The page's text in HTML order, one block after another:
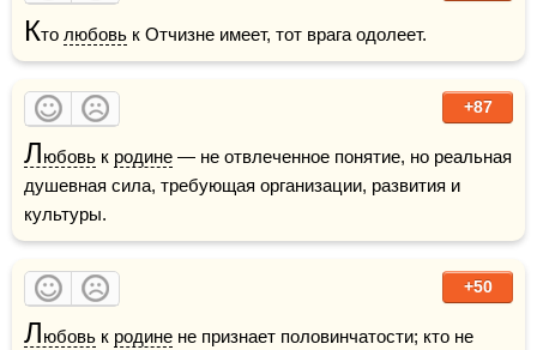
Кто любовь к Отчизне имеет, тот врага одолеет.
+87
Любовь к родине — не отвлеченное понятие, но реальная
душевная сила, требующая организации, развития и
культуры.
+50
Любовь к родине не признает половинчатости; кто не